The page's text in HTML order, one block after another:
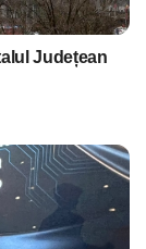
Județean